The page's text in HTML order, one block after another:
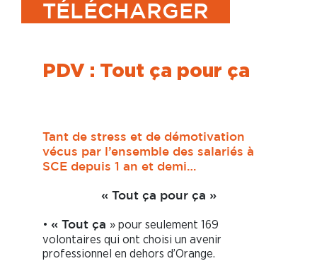
TÉLÉCHARGER
PDV : Tout ça pour ça
Tant de stress et de démotivation
vécus par l’ensemble des salariés à
SCE depuis 1 an et demi…
« Tout ça pour ça »
• « Tout ça » pour seulement 169
volontaires qui ont choisi un avenir
professionnel en dehors d’Orange.